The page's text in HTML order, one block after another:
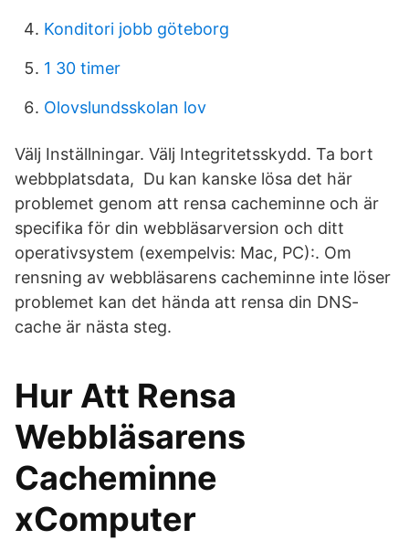
Konditori jobb göteborg
1 30 timer
Olovslundsskolan lov
Välj Inställningar. Välj Integritetsskydd. Ta bort
webbplatsdata, Du kan kanske lösa det här
problemet genom att rensa cacheminne och är
specifika för din webbläsarversion och ditt
operativsystem (exempelvis: Mac, PC):. Om
rensning av webbläsarens cacheminne inte löser
problemet kan det hända att rensa din DNS-
cache är nästa steg.
Hur Att Rensa
Webbläsarens
Cacheminne
xComputer